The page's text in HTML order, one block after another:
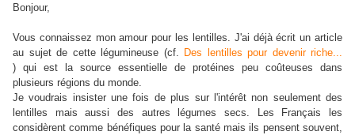
Bonjour,
Vous connaissez mon amour pour les lentilles. J'ai déjà écrit un article
au sujet de cette légumineuse (cf. Des lentilles pour devenir riche...
) qui est la source essentielle de protéines peu coûteuses dans
plusieurs régions du monde.
Je voudrais insister une fois de plus sur l'intérêt non seulement des
lentilles mais aussi des autres légumes secs. Les Français les
considèrent comme bénéfiques pour la santé mais ils pensent souvent,